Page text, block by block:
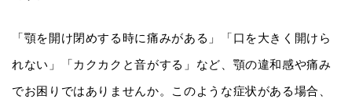
「顎を開け閉めする時に痛みがある」「口を大きく開けら
れない」「カクカクと音がする」など、顎の違和感や痛み
でお困りではありませんか。このような症状がある場合、